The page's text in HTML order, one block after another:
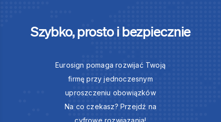
Szybko, prosto i bezpiecznie
Eurosign pomaga rozwijać Twoją
firmę przy jednoczesnym
uproszczeniu obowiązków
Na co czekasz? Przejdź na